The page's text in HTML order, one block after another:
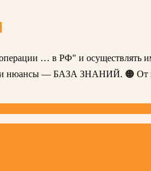
… в РФ" и осуществлять
и нюансы — БАЗА ЗНАНИЙ. 🟠 От